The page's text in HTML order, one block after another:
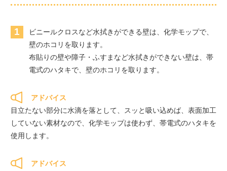
1
ビニールクロスなど水拭きができる壁は、化学モップで、
壁のホコリを取ります。
布貼りの壁や障子・ふすまなど水拭きができない壁は、帯
電式のハタキで、壁のホコリを取ります。
アドバイス
目立たない部分に水滴を落として、スッと吸い込めば、表面加工
していない素材なので、化学モップは使わず、帯電式のハタキを
使用します。
アドバイス